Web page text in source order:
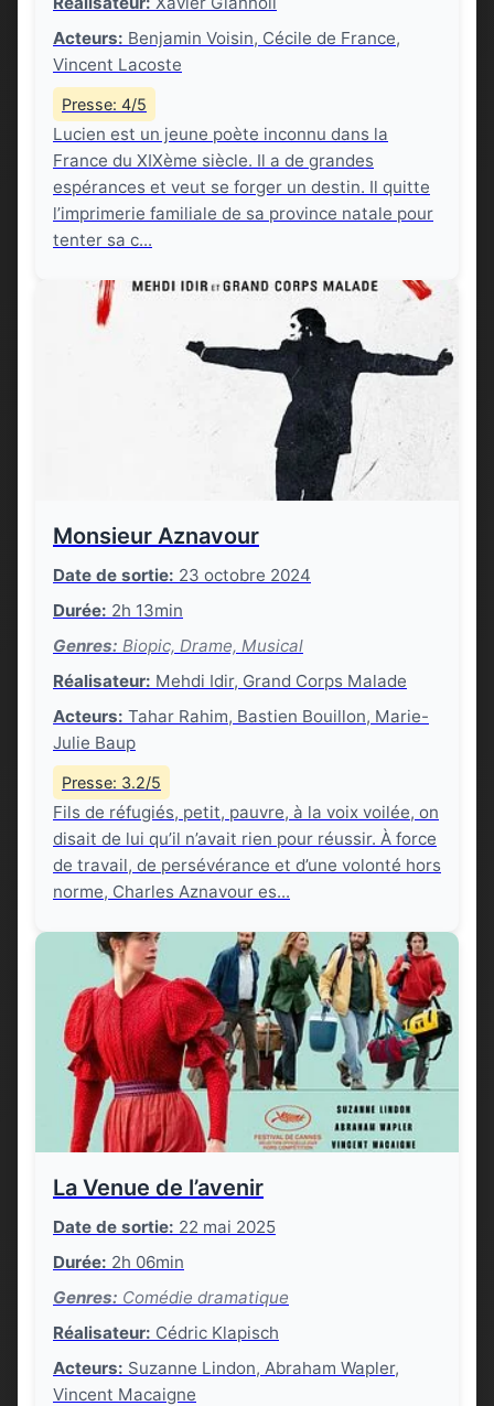
Acteurs: Benjamin Voisin, Cécile de France,
Vincent Lacoste
Presse: 4/5
Lucien est un jeune poète inconnu dans la
France du XIXème siècle. Il a de grandes
espérances et veut se forger un destin. Il quitte
l’imprimerie familiale de sa province natale pour
tenter sa c...
Monsieur Aznavour
Date de sortie: 23 octobre 2024
Durée: 2h 13min
Genres: Biopic, Drame, Musical
Réalisateur: Mehdi Idir, Grand Corps Malade
Acteurs: Tahar Rahim, Bastien Bouillon, Marie-
Julie Baup
Presse: 3.2/5
Fils de réfugiés, petit, pauvre, à la voix voilée, on
disait de lui qu’il n’avait rien pour réussir. À force
de travail, de persévérance et d’une volonté hors
norme, Charles Aznavour es...
La Venue de l’avenir
Date de sortie: 22 mai 2025
Durée: 2h 06min
Genres: Comédie dramatique
Réalisateur: Cédric Klapisch
Acteurs: Suzanne Lindon, Abraham Wapler,
Vincent Macaigne